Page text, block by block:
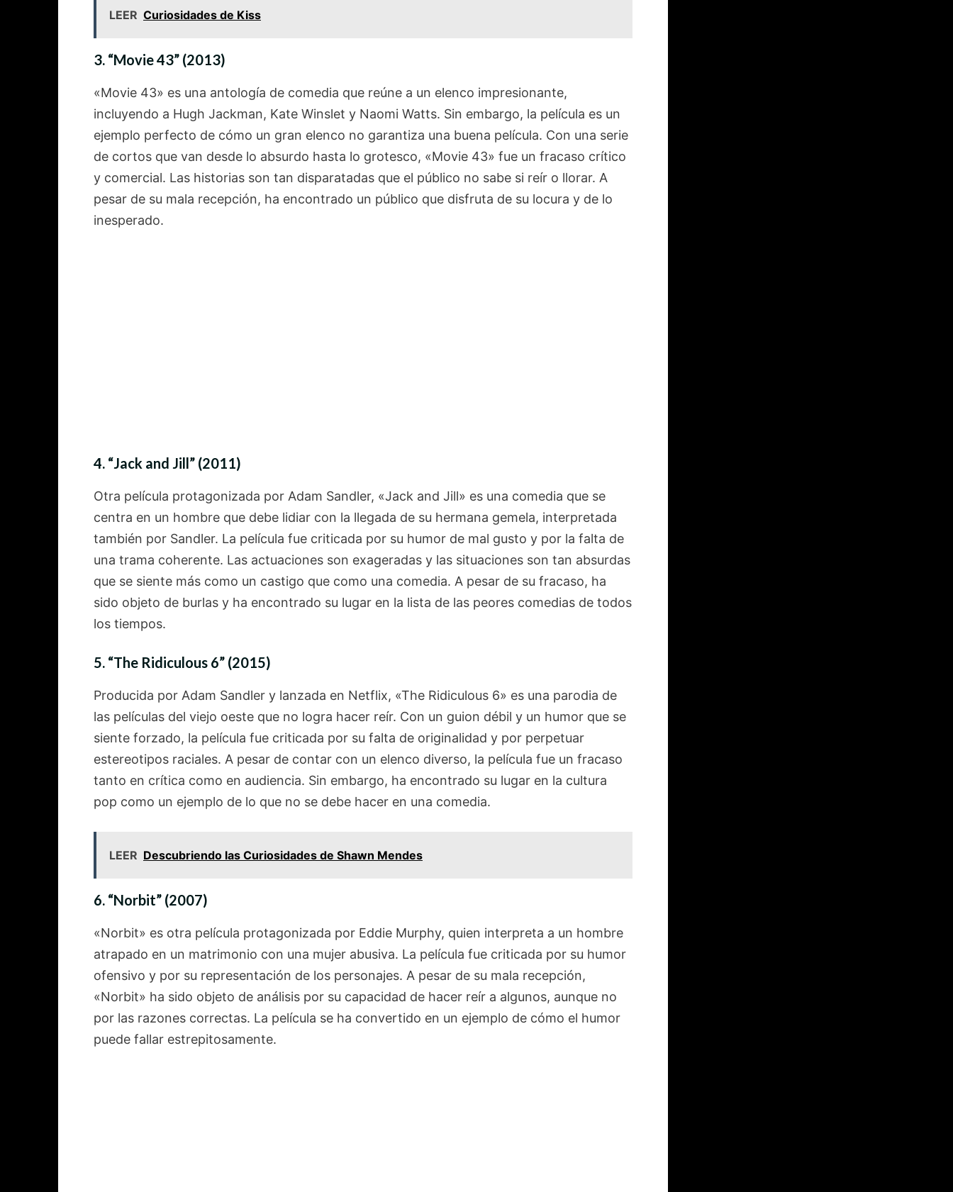
LEER Curiosidades de Kiss
3. “Movie 43” (2013)
«Movie 43» es una antología de comedia que reúne a un elenco impresionante,
incluyendo a Hugh Jackman, Kate Winslet y Naomi Watts. Sin embargo, la película es un
ejemplo perfecto de cómo un gran elenco no garantiza una buena película. Con una serie
de cortos que van desde lo absurdo hasta lo grotesco, «Movie 43» fue un fracaso crítico
y comercial. Las historias son tan disparatadas que el público no sabe si reír o llorar. A
pesar de su mala recepción, ha encontrado un público que disfruta de su locura y de lo
inesperado.
4. “Jack and Jill” (2011)
Otra película protagonizada por Adam Sandler, «Jack and Jill» es una comedia que se
centra en un hombre que debe lidiar con la llegada de su hermana gemela, interpretada
también por Sandler. La película fue criticada por su humor de mal gusto y por la falta de
una trama coherente. Las actuaciones son exageradas y las situaciones son tan absurdas
que se siente más como un castigo que como una comedia. A pesar de su fracaso, ha
sido objeto de burlas y ha encontrado su lugar en la lista de las peores comedias de todos
los tiempos.
5. “The Ridiculous 6” (2015)
Producida por Adam Sandler y lanzada en Netflix, «The Ridiculous 6» es una parodia de
las películas del viejo oeste que no logra hacer reír. Con un guion débil y un humor que se
siente forzado, la película fue criticada por su falta de originalidad y por perpetuar
estereotipos raciales. A pesar de contar con un elenco diverso, la película fue un fracaso
tanto en crítica como en audiencia. Sin embargo, ha encontrado su lugar en la cultura
pop como un ejemplo de lo que no se debe hacer en una comedia.
LEER Descubriendo las Curiosidades de Shawn Mendes
6. “Norbit” (2007)
«Norbit» es otra película protagonizada por Eddie Murphy, quien interpreta a un hombre
atrapado en un matrimonio con una mujer abusiva. La película fue criticada por su humor
ofensivo y por su representación de los personajes. A pesar de su mala recepción,
«Norbit» ha sido objeto de análisis por su capacidad de hacer reír a algunos, aunque no
por las razones correctas. La película se ha convertido en un ejemplo de cómo el humor
puede fallar estrepitosamente.